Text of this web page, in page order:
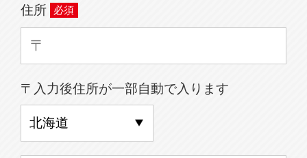
住所
〒入力後住所が一部自動で入ります